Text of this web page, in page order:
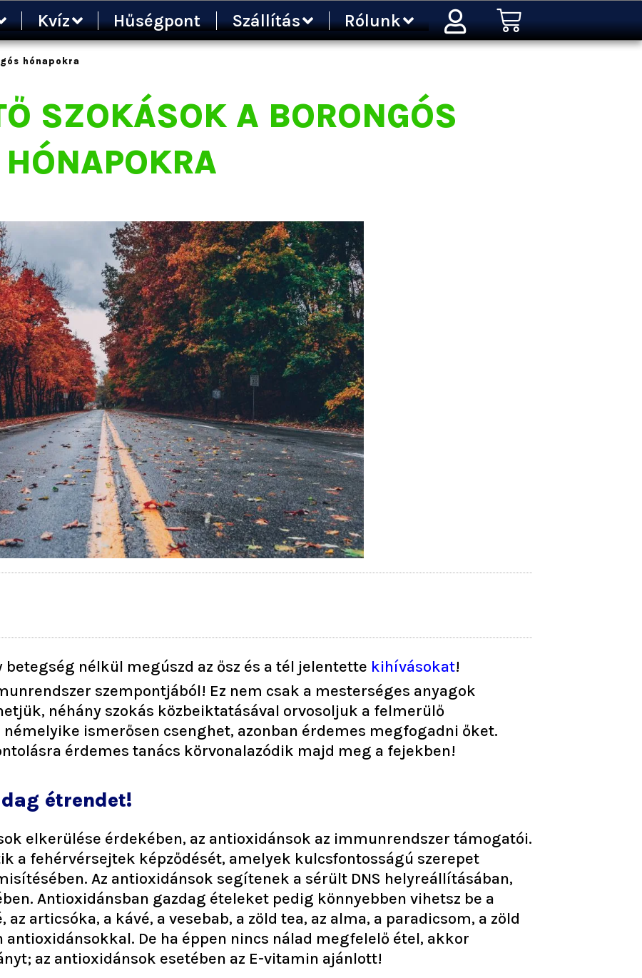
Kvíz Hűségpont Szállítás Rólunk Kosár
hónapokra
SZOKÁSOK A BORONGÓS
HÓNAPOKRA
betegség nélkül megúszd az ősz és a tél jelentette kihívásokat!
szempontjából! Ez nem csak a mesterséges anyagok
néhány szokás közbeiktatásával orvosoljuk a felmerülő
ismerősen csenghet, azonban érdemes megfogadni őket.
érdemes tanács körvonalazódik majd meg a fejekben!
étrendet!
elkerülése érdekében, az antioxidánsok az immunrendszer támogatói.
a fehérvérsejtek képződését, amelyek kulcsfontosságú szerepet
Az antioxidánsok segítenek a sérült DNS helyreállításában,
Antioxidánsban gazdag ételeket pedig könnyebben vihetsz be a
articsóka, a kávé, a vesebab, a zöld tea, az alma, a paradicsom, a zöld
antioxidánsokkal. De ha éppen nincs nálad megfelelő étel, akkor
az antioxidánsok esetében az E-vitamin ajánlott!